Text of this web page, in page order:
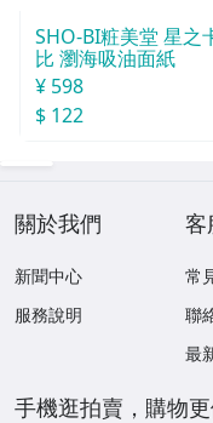
SHO-BI粧美堂 星之
比 瀏海吸油面紙
¥ 598
$ 122
關於我們
新聞中心
服務說明
客
常
聯
最
手機逛拍賣，購物